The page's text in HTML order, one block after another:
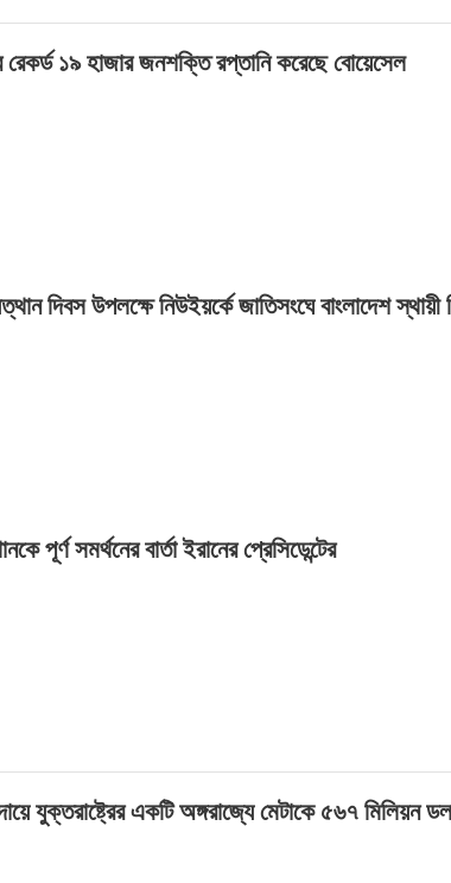
রেকর্ড ১৯ হাজার জনশক্তি রপ্তানি করেছে বোয়েসেল
দিবস উপলক্ষে নিউইয়র্কে জাতিসংঘে বাংলাদেশ স্থায়ী
পূর্ণ সমর্থনের বার্তা ইরানের প্রেসিডেন্টের
যুক্তরাষ্ট্রের একটি অঙ্গরাজ্যে মেটাকে ৫৬৭ মিলিয়ন